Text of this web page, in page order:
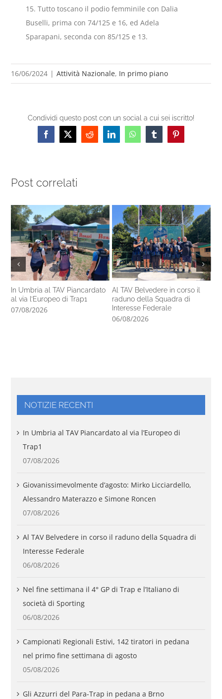
15. Tutto toscano il podio femminile con Dalia
Buselli, prima con 74/125 e 16, ed Adela
Sparapani, seconda con 85/125 e 13.
16/06/2024 | Attività Nazionale, In primo piano
Condividi questo post con un social a cui sei iscritto!
Facebook
X RedditLinkedInWhatsAppTumblrPinterest
Post correlati
In Umbria al TAV Piancardato
al via l’Europeo di Trap1
07/08/2026
Al TAV Belvedere in corso il
raduno della Squadra di
Interesse Federale
06/08/2026
NOTIZIE RECENTI
In Umbria al TAV Piancardato al via l’Europeo di
Trap1
07/08/2026
Giovanissimevolmente d’agosto: Mirko Licciardello,
Alessandro Materazzo e Simone Roncen
07/08/2026
Al TAV Belvedere in corso il raduno della Squadra di
Interesse Federale
06/08/2026
Nel fine settimana il 4° GP di Trap e l’Italiano di
società di Sporting
06/08/2026
Campionati Regionali Estivi, 142 tiratori in pedana
nel primo fine settimana di agosto
05/08/2026
Gli Azzurri del Para-Trap in pedana a Brno